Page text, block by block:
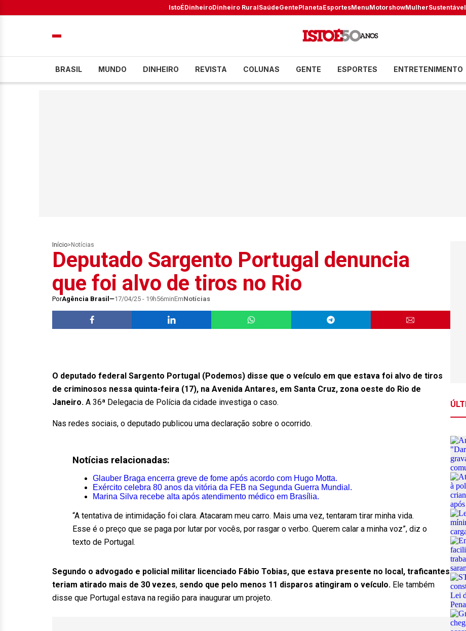
IstoÉDinheiroDinheiro RuralSaúdeGentePlanetaEsportesMenuMotorshowMulherSustentável
BRASIL MUNDO DINHEIRO REVISTA COLUNAS GENTE ESPORTES ENTRETENIMENTO
Início> Notícias
Deputado Sargento Portugal denuncia
que foi alvo de tiros no Rio
PorAgência Brasil 17/04/25 - 19h56minEmNotícias
O deputado federal Sargento Portugal (Podemos) disse que o veículo em que estava foi alvo de tiros
de criminosos nessa quinta-feira (17), na Avenida Antares, em Santa Cruz, zona oeste do Rio de
Janeiro. A 36ª Delegacia de Polícia da cidade investiga o caso.
Nas redes sociais, o deputado publicou uma declaração sobre o ocorrido.
Notícias relacionadas:
Glauber Braga encerra greve de fome após acordo com Hugo Motta.
Exército celebra 80 anos da vitória da FEB na Segunda Guerra Mundial.
Marina Silva recebe alta após atendimento médico em Brasília.
“A tentativa de intimidação foi clara. Atacaram meu carro. Mais uma vez, tentaram tirar minha vida.
Esse é o preço que se paga por lutar por vocês, por rasgar o verbo. Querem calar a minha voz”, diz o
texto de Portugal.
Segundo o advogado e policial militar licenciado Fábio Tobias, que estava presente no local, traficantes
teriam atirado mais de 30 vezes, sendo que pelo menos 11 disparos atingiram o veículo. Ele também
disse que Portugal estava na região para inaugurar um projeto.